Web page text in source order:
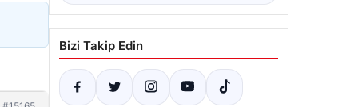
Bizi Takip Edin